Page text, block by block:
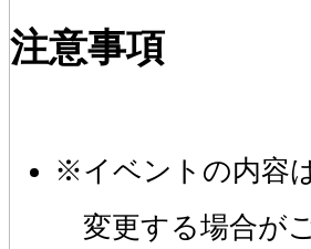
注意事項
イベントの内容
変更する場合が